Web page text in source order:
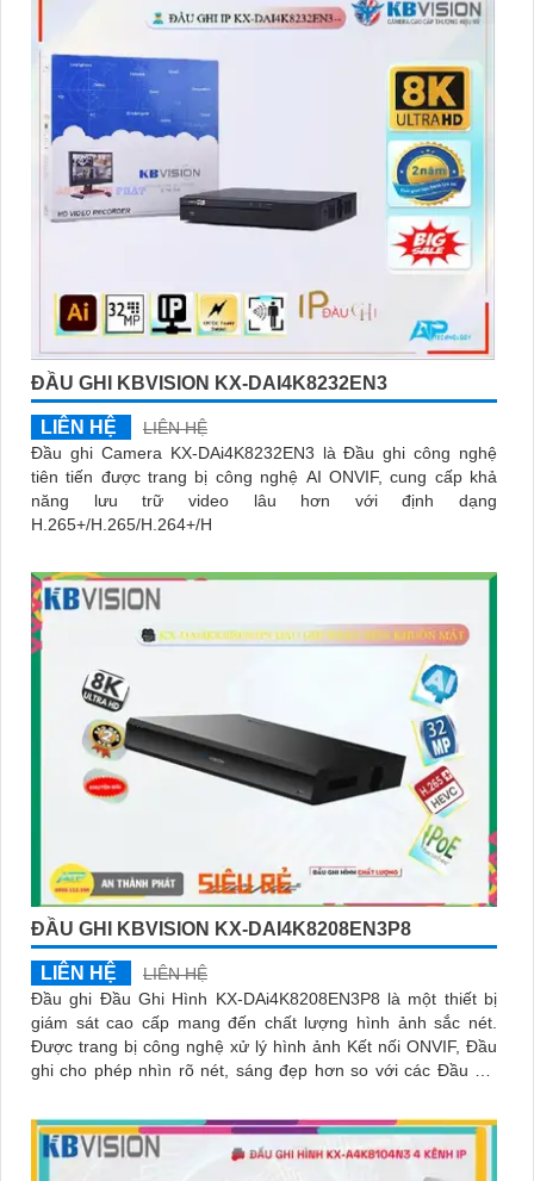
"Chúng tôi cam kết cung cấp Camera Kbvision chính hãng
với chiết khấu cao nhất trên thị trường. Hãy đến với chúng tôi để
trải nghiệm dịch vụ tốt nhất và nhận được sự tư vấn chuyên
nghiệp về giải pháp an ninh cần thiết!"
Hy vọng những câu giới thiệu trên sẽ giúp bạn thành công trong
việc tiếp cận khách hàng và tăng cơ hội bán hàng của bạn. Nếu
có bất kỳ yêu cầu hay câu hỏi nào khác, bạn có thể chia sẻ để
tôi hỗ trợ bạn tốt hơn!
ĐẦU GHI KBVISION KX-DAI4K8232EN3
LIÊN HỆ
LIÊN HỆ
Đầu ghi Camera KX-DAi4K8232EN3 là Đầu ghi công nghệ
tiên tiến được trang bị công nghệ AI ONVIF, cung cấp khả
năng lưu trữ video lâu hơn với định dạng
H.265+/H.265/H.264+/H
ĐẦU GHI KBVISION KX-DAI4K8208EN3P8
LIÊN HỆ
LIÊN HỆ
Đầu ghi Đầu Ghi Hình KX-DAi4K8208EN3P8 là một thiết bị
giám sát cao cấp mang đến chất lượng hình ảnh sắc nét.
Được trang bị công nghệ xử lý hình ảnh Kết nối ONVIF, Đầu
ghi cho phép nhìn rõ nét, sáng đẹp hơn so với các Đầu ghi